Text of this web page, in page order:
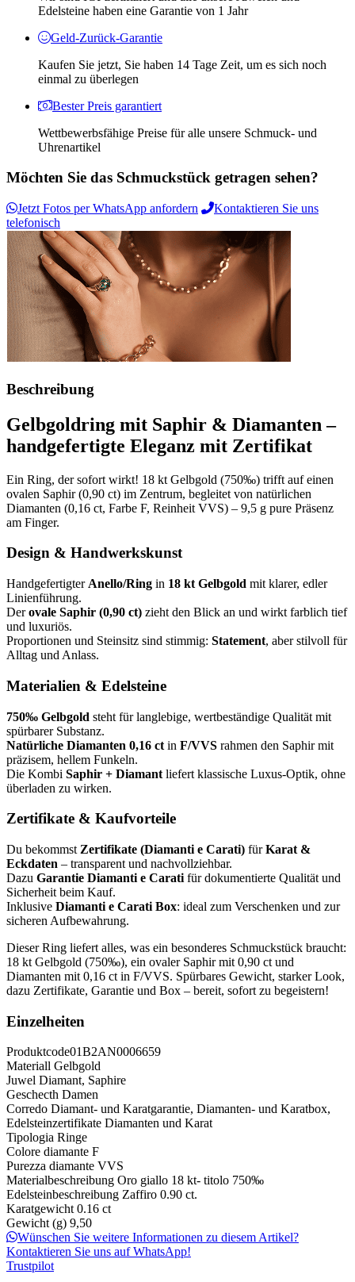
Edelsteine ​​haben eine Garantie von 1 Jahr
Geld-Zurück-Garantie
Kaufen Sie jetzt, Sie haben 14 Tage Zeit, um es sich noch
einmal zu überlegen
Bester Preis garantiert
Wettbewerbsfähige Preise für alle unsere Schmuck- und
Uhrenartikel
Möchten Sie das Schmuckstück getragen sehen?
Jetzt Fotos per WhatsApp anfordern
Kontaktieren Sie uns
telefonisch
Beschreibung
Gelbgoldring mit Saphir & Diamanten –
handgefertigte Eleganz mit Zertifikat
Ein Ring, der sofort wirkt! 18 kt Gelbgold (750‰) trifft auf einen
ovalen Saphir (0,90 ct) im Zentrum, begleitet von natürlichen
Diamanten (0,16 ct, Farbe F, Reinheit VVS) – 9,5 g pure Präsenz
am Finger.
Design & Handwerkskunst
Handgefertigter Anello/Ring in 18 kt Gelbgold mit klarer, edler
Linienführung.
Derovale Saphir (0,90 ct) zieht den Blick an und wirkt farblich tief
und luxuriös.
Proportionen und Steinsitz sind stimmig: Statement, aber stilvoll für
Alltag und Anlass.
Materialien & Edelsteine
750‰ Gelbgold steht für langlebige, wertbeständige Qualität mit
spürbarer Substanz.
Natürliche Diamanten 0,16 ct in F/VVS rahmen den Saphir mit
präzisem, hellem Funkeln.
Die Kombi Saphir + Diamant liefert klassische Luxus-Optik, ohne
überladen zu wirken.
Zertifikate & Kaufvorteile
Du bekommst Zertifikate (Diamanti e Carati) fürKarat &
Eckdaten – transparent und nachvollziehbar.
Dazu Garantie Diamanti e Carati für dokumentierte Qualität und
Sicherheit beim Kauf.
Inklusive Diamanti e Carati Box: ideal zum Verschenken und zur
sicheren Aufbewahrung.
Dieser Ring liefert alles, was ein besonderes Schmuckstück braucht:
18 kt Gelbgold (750‰), ein ovaler Saphir mit 0,90 ct und
Diamanten mit 0,16 ct in F/VVS. Spürbares Gewicht, starker Look,
dazu Zertifikate, Garantie und Box – bereit, sofort zu begeistern!
Einzelheiten
Produktcode01B2AN0006659
Materiall Gelbgold
Juwel Diamant, Saphire
Geschecth Damen
Corredo Diamant- und Karatgarantie, Diamanten- und Karatbox,
Edelsteinzertifikate Diamanten und Karat
Tipologia Ringe
Colore diamante F
Purezza diamante VVS
Materialbeschreibung Oro giallo 18 kt- titolo 750‰
Edelsteinbeschreibung Zaffiro 0.90 ct.
Karatgewicht 0.16 ct
Gewicht (g) 9,50
Wünschen Sie weitere Informationen zu diesem Artikel?
Kontaktieren Sie uns auf WhatsApp!
Trustpilot